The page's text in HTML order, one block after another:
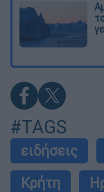
#TAGS
ειδήσεις
Κρήτη